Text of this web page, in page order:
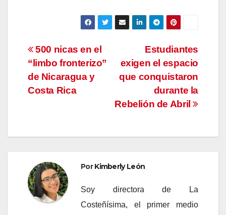
Navegación
de
entradas
Estudiantes
exigen el espacio
que conquistaron
durante la
Rebelión de Abril
500 nicas en el
“limbo fronterizo”
de Nicaragua y
Costa Rica
PorKimberly León
Soy directora de La
Costeñísima, el primer medio